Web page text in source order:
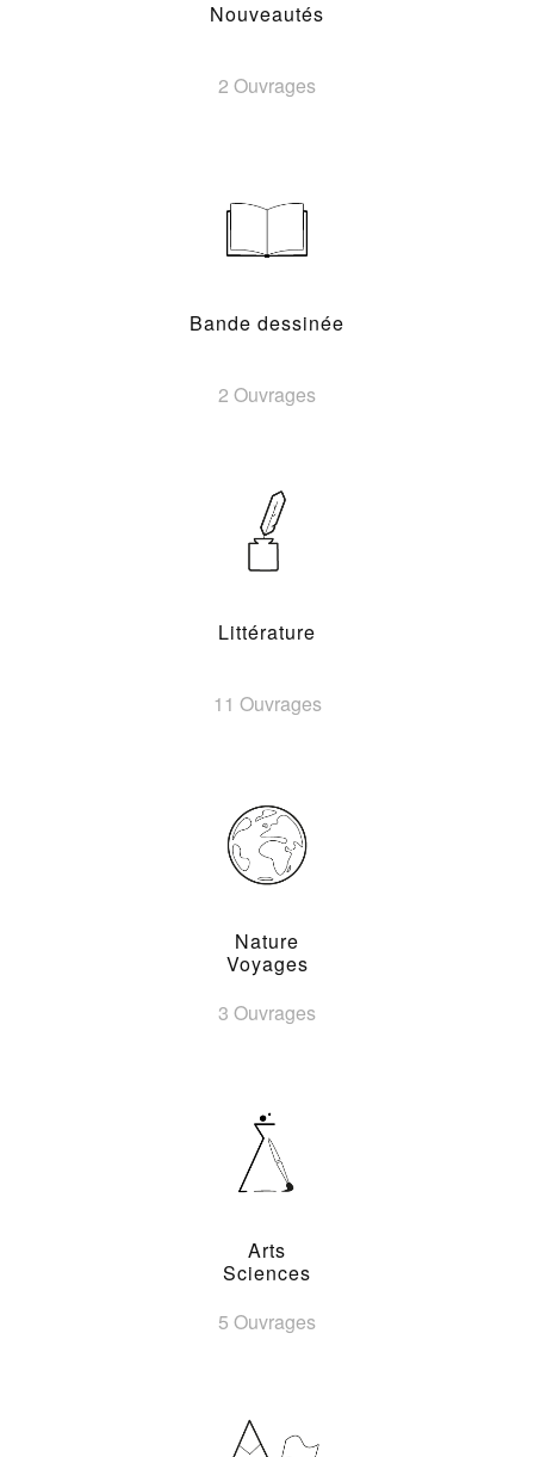
Nouveautés
2 Ouvrages
Bande dessinée
2 Ouvrages
Littérature
11 Ouvrages
Nature
Voyages
3 Ouvrages
Arts
Sciences
5 Ouvrages